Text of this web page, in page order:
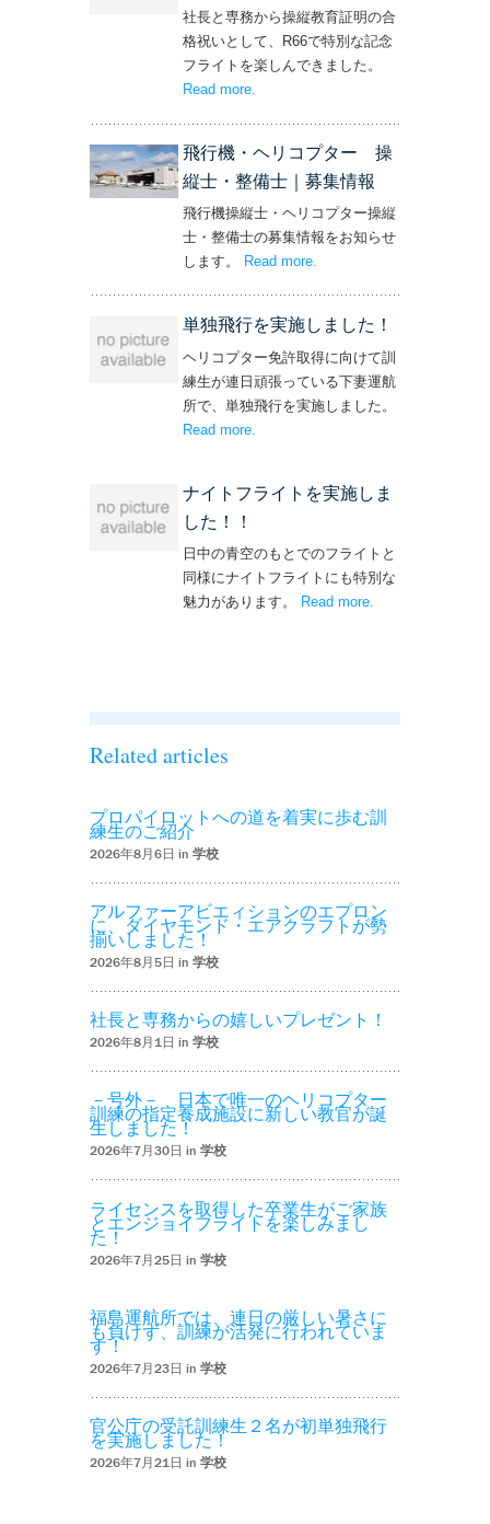
社長と専務から操縦教育証明の合
格祝いとして、R66で特別な記念
フライトを楽しんできました。
Read more– ‘社長と専務からの嬉しいプレゼン
.
飛行機・ヘリコプター 操
縦士・整備士｜募集情報
飛行機操縦士・ヘリコプター操縦
士・整備士の募集情報をお知らせ
します。
Read more– ‘飛行機・ヘリコプター
.
単独飛行を実施しました！
ヘリコプター免許取得に向けて訓
練生が連日頑張っている下妻運航
所で、単独飛行を実施しました。
Read more
ナイトフライトを実施しま
した！！
日中の青空のもとでのフライトと
同様にナイトフライトにも特別な
魅力があります。
Read more– ‘ナイトフライト
.
Related articles
プロパイロットへの道を着実に歩む訓
練生のご紹介
2026年8月6日 in 学校
アルファーアビエィションのエプロン
に、ダイヤモンド・エアクラフトが勢
揃いしました！
2026年8月5日 in 学校
社長と専務からの嬉しいプレゼント！
2026年8月1日 in 学校
－号外－ 日本で唯一のヘリコプター
訓練の指定養成施設に新しい教官が誕
生しました！
2026年7月30日 in 学校
ライセンスを取得した卒業生がご家族
とエンジョイフライトを楽しみまし
た！
2026年7月25日 in 学校
福島運航所では、連日の厳しい暑さに
も負けず、訓練が活発に行われていま
す！
2026年7月23日 in 学校
官公庁の受託訓練生２名が初単独飛行
を実施しました！
2026年7月21日 in 学校